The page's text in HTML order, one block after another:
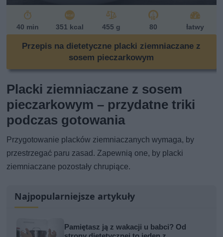
40 min 351 kcal 455 g 80 łatwy
Przepis na dietetyczne placki ziemniaczane z
sosem pieczarkowym
Placki ziemniaczane z sosem
pieczarkowym – przydatne triki
podczas gotowania
Przygotowanie placków ziemniaczanych wymaga, by
przestrzegać paru zasad. Zapewnią one, by placki
ziemniaczane pozostały chrupiące.
Najpopularniejsze artykuły
Pamiętasz ją z wakacji u babci? Od